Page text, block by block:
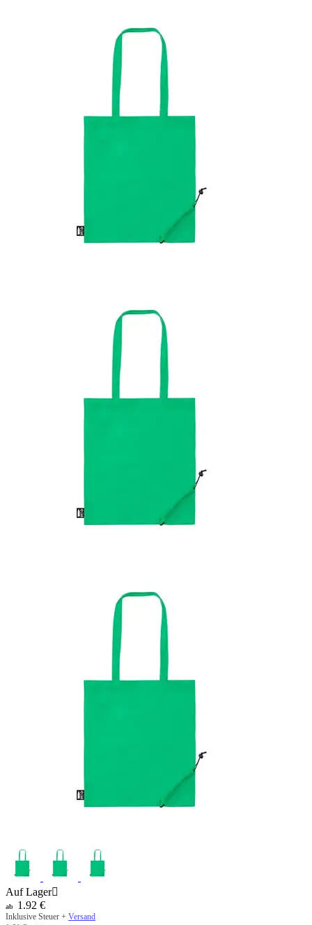
Auf Lager
ab 1.92 €
Inklusive Steuer + Versand